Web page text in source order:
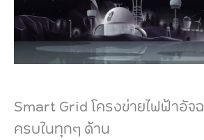
Smart Grid โครงข่ายไฟฟ้าอัจ
ครบในทุกๆ ด้าน